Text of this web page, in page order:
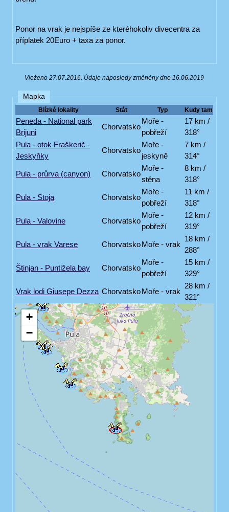
Ponor na vrak je nejspíše ze kteréhokoliv divecentra za
příplatek 20Euro + taxa za ponor.
Vloženo 27.07.2016. Údaje naposledy změněny dne 16.06.2019
Mapka
Blízké lokality Stát Typ Kudy tam
Peneda - National park
Brijuni
Chorvatsko
Moře -
pobřeží
17 km /
318°
Pula - otok Fraškerič -
Jeskyňky
Chorvatsko
Moře -
jeskyně
7 km /
314°
Pula - průrva (canyon) Chorvatsko
Moře -
stěna
8 km /
318°
Pula - Stoja Chorvatsko
Moře -
pobřeží
11 km /
318°
Pula - Valovine Chorvatsko
Moře -
pobřeží
12 km /
319°
Pula - vrak Varese ChorvatskoMoře - vrak
18 km /
288°
Štinjan - Puntižela bay Chorvatsko
Moře -
pobřeží
15 km /
329°
Vrak lodi Giusepe Dezza ChorvatskoMoře - vrak
28 km /
321°